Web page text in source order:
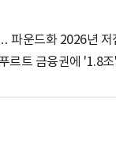
파운드화 2026년 저
르트 금융권에 '1.8